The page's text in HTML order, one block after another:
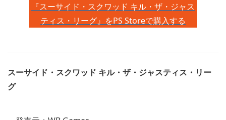
『スーサイド・スクワッド キル・ザ・ジャス
ティス・リーグ』をPS Storeで購入する
スーサイド・スクワッド キル・ザ・ジャスティス・リー
グ